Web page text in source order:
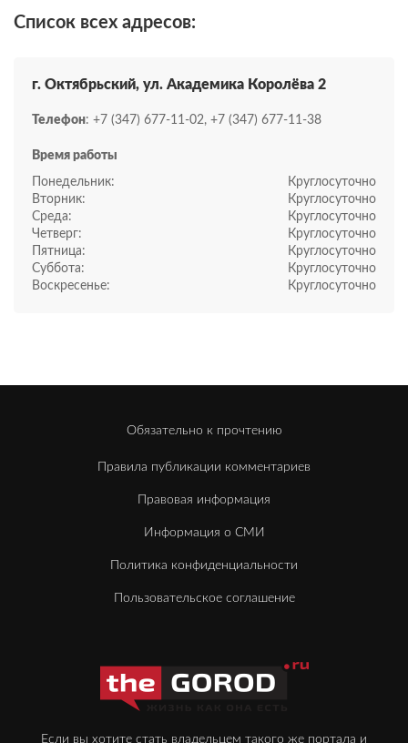
Список всех адресов:
г. Октябрьский, ул. Академика Королёва 2
Телефон: +7 (347) 677-11-02, +7 (347) 677-11-38
Время работы
Понедельник:
Круглосуточно
Вторник:
Круглосуточно
Среда:
Круглосуточно
Четверг:
Круглосуточно
Пятница:
Круглосуточно
Суббота:
Круглосуточно
Воскресенье:
Круглосуточно
Обязательно к прочтению
Правила публикации комментариев
Правовая информация
Информация о СМИ
Политика конфиденциальности
Пользовательское соглашение
Если вы хотите стать владельцем такого же портала и